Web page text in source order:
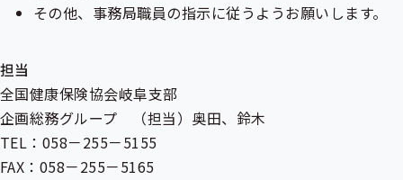
その他、事務局職員の指示に従うようお願いします。
担当
全国健康保険協会岐阜支部
企画総務グループ （担当）奥田、鈴木
TEL：058－255－5155
FAX：058－255－5165